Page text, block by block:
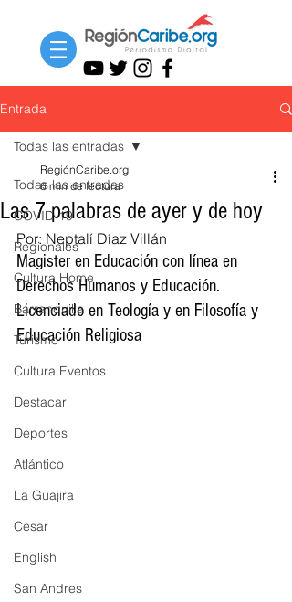
Entrada
Todas las entradas
COVID-19
Regionales
Cultura Home
Barranquilla
Turismo
Cultura Eventos
Destacar
Deportes
Atlántico
La Guajira
Cesar
English
San Andres
Todas las entradas
Las 7 palabras de ayer y de hoy
RegiónCaribe.org
6 min de lectura
Por: Neptalí Díaz Villán
Magister en Educación con línea en
Derechos Humanos y Educación.
Licenciado en Teología y en Filosofía y
Educación Religiosa